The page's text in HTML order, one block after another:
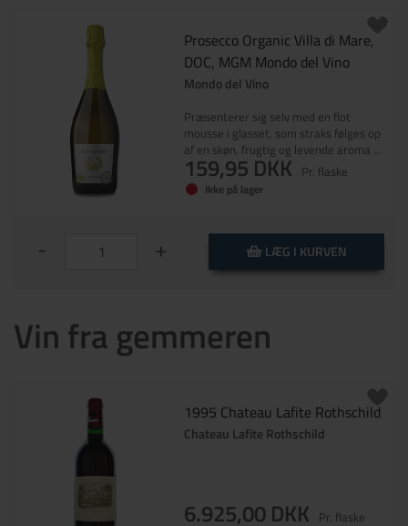
Prosecco Organic Villa di Mare,
DOC, MGM Mondo del Vino
Mondo del Vino
Præsenterer sig selv med en flot
mousse i glasset, som straks følges op
af en skøn, frugtig og levende aroma af
æbler, pærer og mandel. Samtidig
behagelig tør og med god fylde.
159,95 DKK Pr. flaske
Ikke på lager
- + LÆG I KURVEN
Vin fra gemmeren
1995 Chateau Lafite Rothschild
Chateau Lafite Rothschild
6.925,00 DKK Pr. flaske